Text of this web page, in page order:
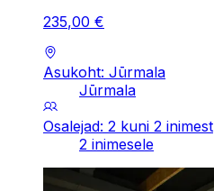
235,00 €
Asukoht: Jūrmala
Jūrmala
Osalejad: 2 kuni 2 inimest
2 inimesele